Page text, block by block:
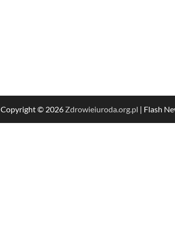
Copyright © 2026 Zdrowieiuroda.org.pl | Flash